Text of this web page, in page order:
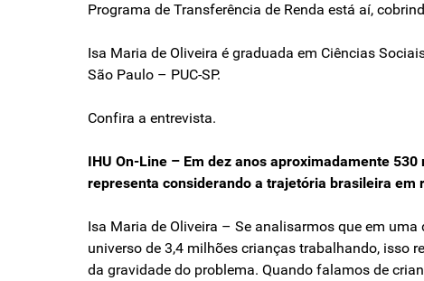
Programa de Transferência de Renda está aí,
Isa Maria de Oliveira é graduada em Ciências
São Paulo – PUC-SP.
Confira a entrevista.
IHU On-Line – Em dez anos aproximadamente
representa considerando a trajetória brasileira em
Isa Maria de Oliveira – Se analisarmos que em
universo de 3,4 milhões crianças trabalhando, isso
da gravidade do problema. Quando falamos de